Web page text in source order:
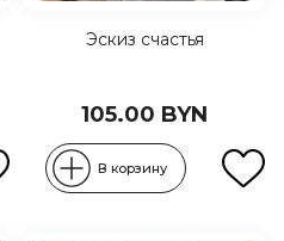
Эскиз счастья
105.00 BYN
В корзину